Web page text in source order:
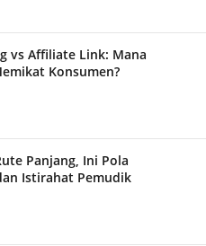
vs Affiliate Link: Mana
Konsumen?
Panjang, Ini Pola
Istirahat Pemudik